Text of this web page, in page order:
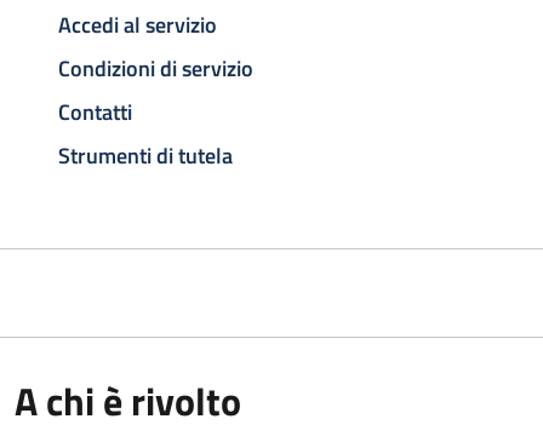
Accedi al servizio
Condizioni di servizio
Contatti
Strumenti di tutela
A chi è rivolto